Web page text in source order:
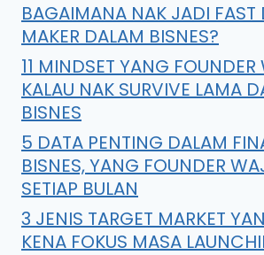
BAGAIMANA NAK JADI FAST
MAKER DALAM BISNES?
11 MINDSET YANG
KALAU NAK SURVIVE LAMA
BISNES
5 DATA PENTING DALAM
BISNES, YANG FOUNDER
SETIAP BULAN
3 JENIS TARGET MARKET
KENA FOKUS MASA